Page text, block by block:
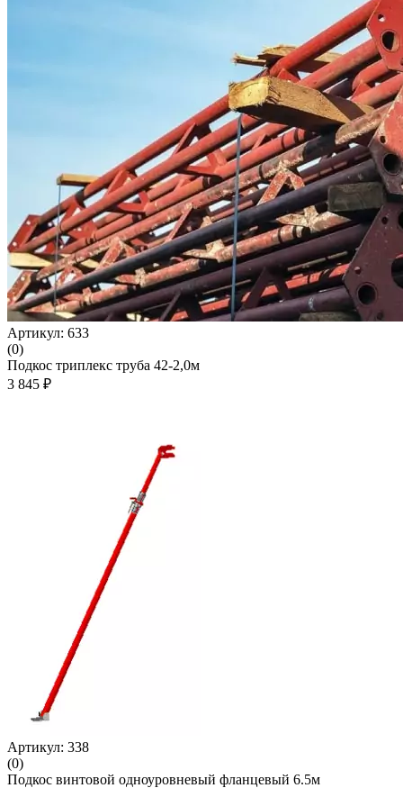
Артикул: 633
(0)
Подкос триплекс труба 42-2,0м
3 845 ₽
Артикул: 338
(0)
Подкос винтовой одноуровневый фланцевый 6.5м